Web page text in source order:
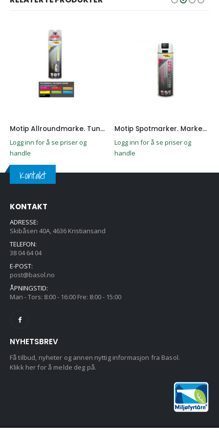
Motip Allroundmarke. Tunnel spray Rosa Fluo 500ML
Logg inn for å se priser og
handle
Motip Spotmarker. Markeringsspray Hvit 500ML
Logg inn for å se priser og
handle
Kontakt
KONTAKT
ADRESSE:
Skibåsen 40A, 4636 Kristiansand
TELEFON:
38 04 64 04
E-POST:
post@basol.no
ÅPNINGSTID:
Man - Tors: 8:00 - 16:00 Fre: 8:00 - 15:00
NYHETSBREV
Få tilbud, nyheter og annen nyttig informasjon fra Basol.
Klikk her for å melde deg på.